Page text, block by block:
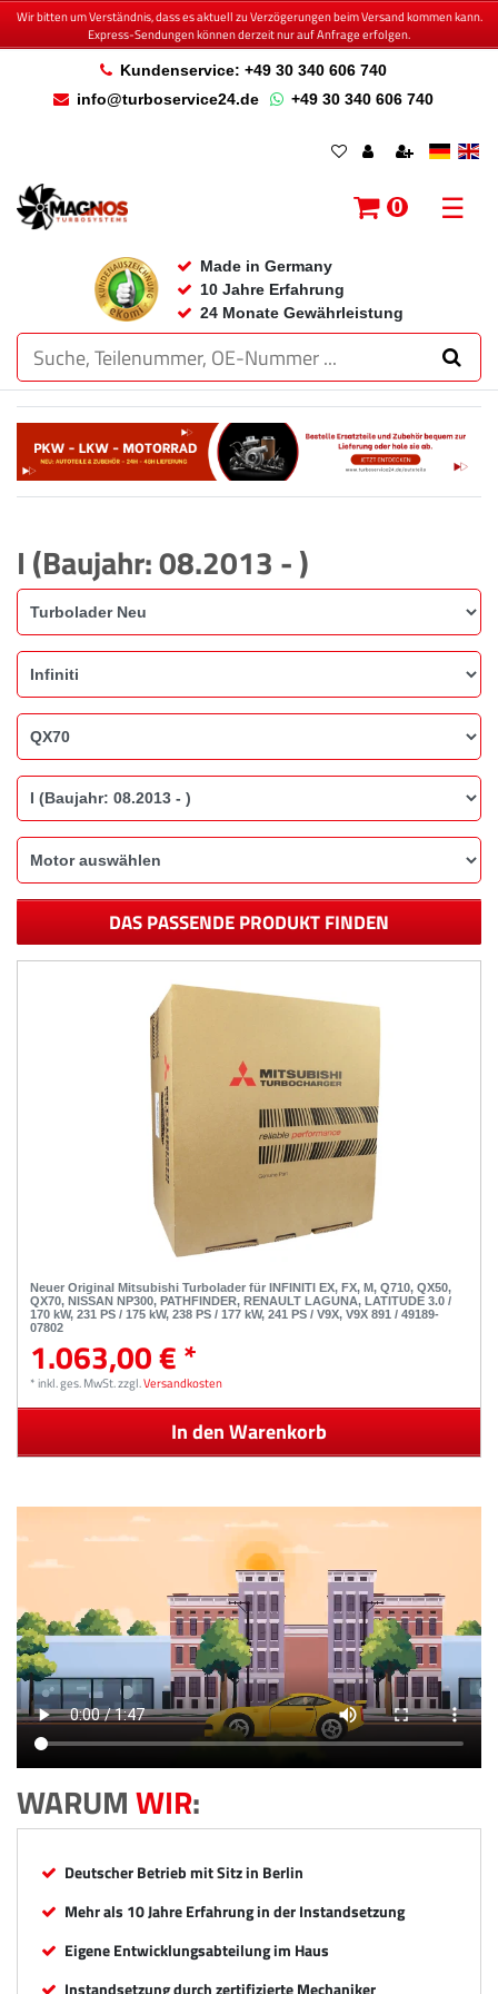
Wir bitten um Verständnis, dass es aktuell zu Verzögerungen beim Versand kommen kann.
Express-Sendungen können derzeit nur auf Anfrage erfolgen.
Kundenservice: +49 30 340 606 740
info@turboservice24.de
+49 30 340 606 740
Made in Germany
10 Jahre Erfahrung
24 Monate Gewährleistung
0 ☰
I (Baujahr: 08.2013 - )
DAS PASSENDE PRODUKT FINDEN
Neuer Original Mitsubishi Turbolader für INFINITI EX, FX, M, Q710, QX50,
QX70, NISSAN NP300, PATHFINDER, RENAULT LAGUNA, LATITUDE 3.0 /
170 kW, 231 PS / 175 kW, 238 PS / 177 kW, 241 PS / V9X, V9X 891 / 49189-
07802
1.063,00 € *
*inkl. ges. MwSt.zzgl.Versandkosten
In den Warenkorb
WARUMWIR:
Deutscher Betrieb mit Sitz in Berlin
Mehr als 10 Jahre Erfahrung in der Instandsetzung
Eigene Entwicklungsabteilung im Haus
Instandsetzung durch zertifizierte Mechaniker